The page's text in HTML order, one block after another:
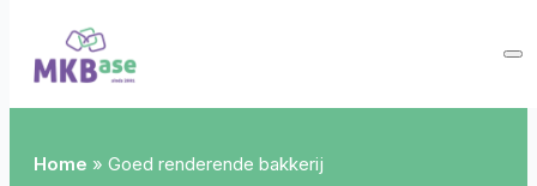
Home » Goed renderende bakkerij